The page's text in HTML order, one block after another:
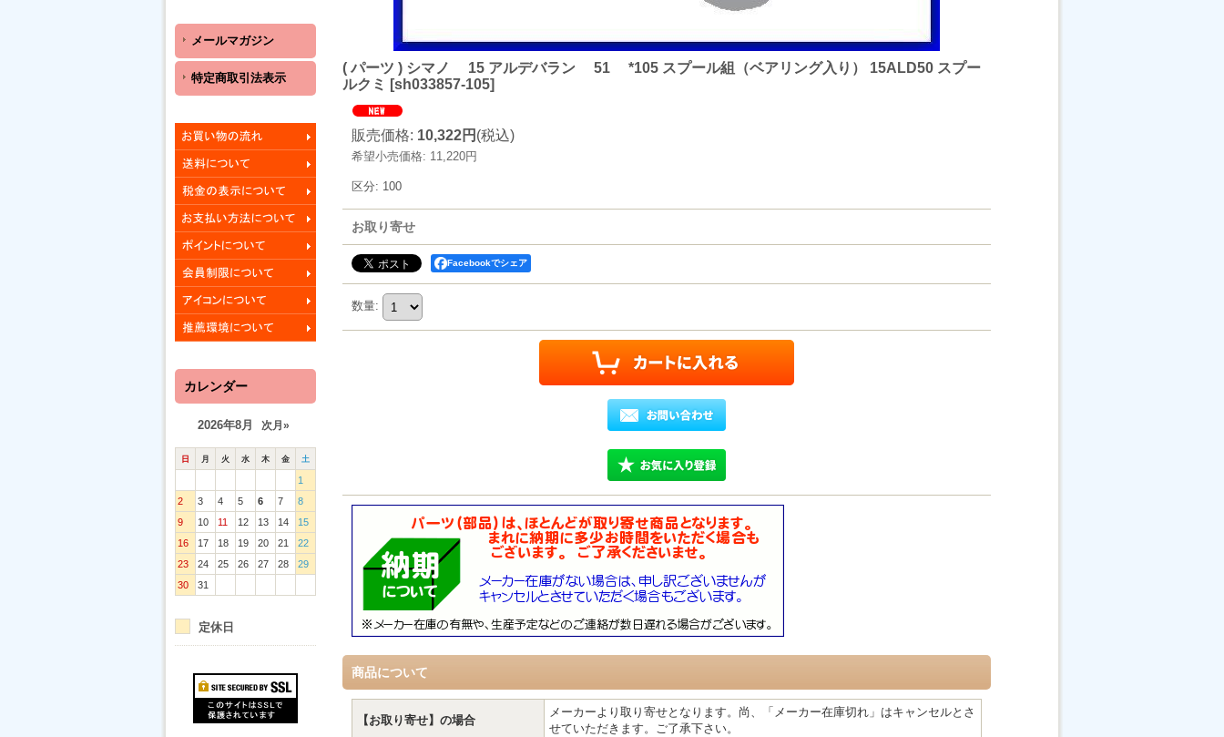
メールマガジン
特定商取引法表示
カレンダー
2026年8月 次月»
日 月 火 水 木 金 土
1
2
3 4 5 6 7
8
9
10 11 12 13 14
15
16
17 18 19 20 21
22
23
24 25 26 27 28
29
30
31
定休日
( パーツ ) シマノ 15 アルデバラン 51 *105 スプール組（ベアリング入り） 15ALD50 スプー
ルクミ
[sh033857-105]
販売価格: 10,322円 (税込)
希望小売価格: 11,220円
区分: 100
お取り寄せ
Facebookでシェア
数量:
商品について
【お取り寄せ】の場合
メーカーより取り寄せとなります。尚、「メーカー在庫切れ」はキャンセルとさ
せていただきます。ご了承下さい。